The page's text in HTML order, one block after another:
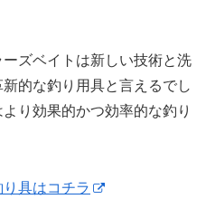
ズベイトは新しい技術と洗
的な釣り用具と言えるでし
り効果的かつ効率的な釣り
具はコチラ